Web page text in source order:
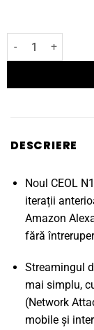
Cantitate Receptor
DESCRIERE
Noul CEOL
iterații
Amazon
fără
Streamingul
mai simplu,
(Network
mobile și